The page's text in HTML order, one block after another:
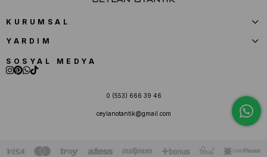
KURUMSAL
YARDIM
SOSYAL MEDYA
0 (553) 666 39 46
ceylanotantik@gmail.com